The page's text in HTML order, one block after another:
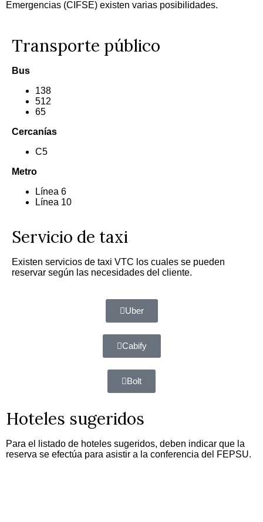
Emergencias (CIFSE) existen varias posibilidades.
Transporte público
Bus
138
512
65
Cercanías
C5
Metro
Línea 6
Línea 10
Servicio de taxi
Existen servicios de taxi VTC los cuales se pueden
reservar según las necesidades del cliente.
Uber
Cabify
Bolt
Hoteles sugeridos
Para el listado de hoteles sugeridos, deben indicar que la
reserva se efectúa para asistir a la conferencia del FEPSU.